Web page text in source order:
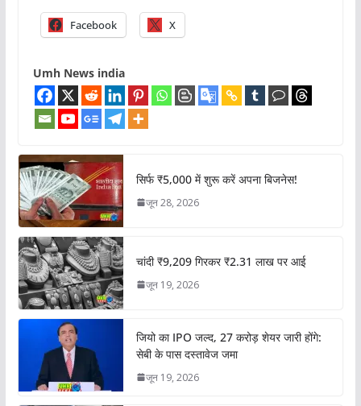
Facebook X
Umh News india
सिर्फ ₹5,000 में शुरू करें अपना बिजनेस!
जून 28, 2026
चांदी ₹9,209 गिरकर ₹2.31 लाख पर आई
जून 19, 2026
जियो का IPO जल्द, 27 करोड़ शेयर जारी होंगे:
सेबी के पास दस्तावेज जमा
जून 19, 2026